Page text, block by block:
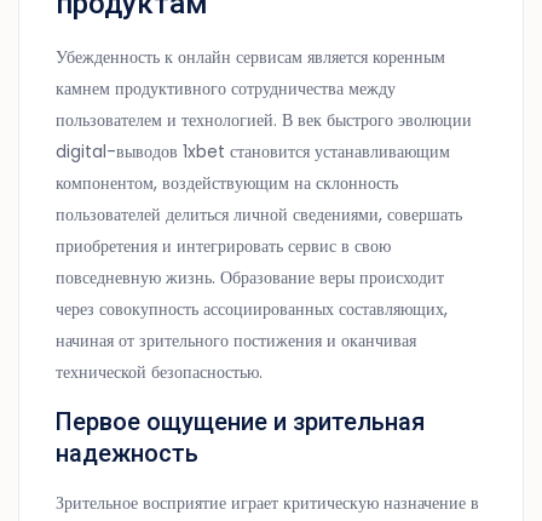
Убежденность к онлайн сервисам является коренным
камнем продуктивного сотрудничества между
пользователем и технологией. В век быстрого эволюции
digital-выводов 1xbet становится устанавливающим
компонентом, воздействующим на склонность
пользователей делиться личной сведениями, совершать
приобретения и интегрировать сервис в свою
повседневную жизнь. Образование веры происходит
через совокупность ассоциированных составляющих,
начиная от зрительного постижения и оканчивая
технической безопасностью.
Первое ощущение и зрительная
надежность
Зрительное восприятие играет критическую назначение в